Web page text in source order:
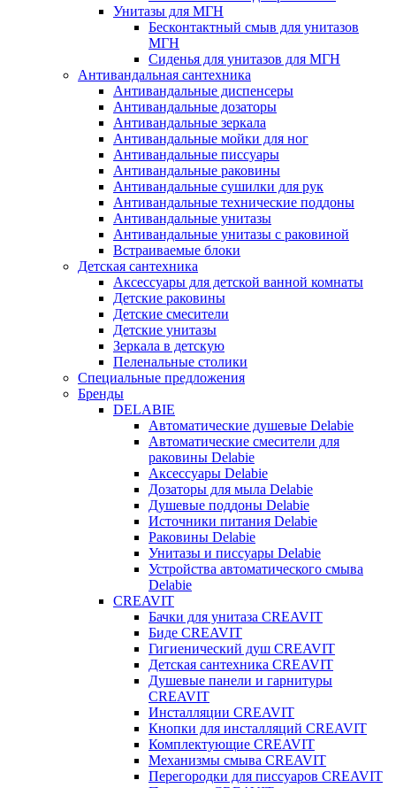
Унитазы для МГН
Бесконтактный смыв для унитазов
МГН
Сиденья для унитазов для МГН
Антивандальная сантехника
Антивандальные диспенсеры
Антивандальные дозаторы
Антивандальные зеркала
Антивандальные мойки для ног
Антивандальные писсуары
Антивандальные раковины
Антивандальные сушилки для рук
Антивандальные технические поддоны
Антивандальные унитазы
Антивандальные унитазы с раковиной
Встраиваемые блоки
Детская сантехника
Аксессуары для детской ванной комнаты
Детские раковины
Детские смесители
Детские унитазы
Зеркала в детскую
Пеленальные столики
Специальные предложения
Бренды
DELABIE
Автоматические душевые Delabie
Автоматические смесители для
раковины Delabie
Аксессуары Delabie
Дозаторы для мыла Delabie
Душевые поддоны Delabie
Источники питания Delabie
Раковины Delabie
Унитазы и писсуары Delabie
Устройства автоматического смыва
Delabie
CREAVIT
Бачки для унитаза CREAVIT
Биде CREAVIT
Гигиенический душ CREAVIT
Детская сантехника CREAVIT
Душевые панели и гарнитуры
CREAVIT
Инсталляции CREAVIT
Кнопки для инсталляций CREAVIT
Комплектующие CREAVIT
Механизмы смыва CREAVIT
Перегородки для писсуаров CREAVIT